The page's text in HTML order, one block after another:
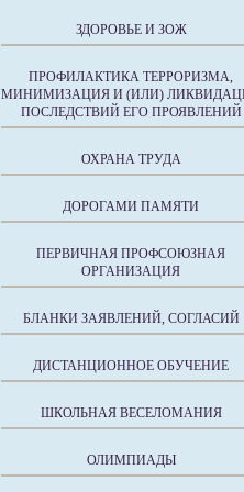
ЗДОРОВЬЕ И ЗОЖ
ПРОФИЛАКТИКА ТЕРРОРИЗМА,
МИНИМИЗАЦИЯ И (ИЛИ)
ПОСЛЕДСТВИЙ ЕГО ПРОЯВЛЕНИЙ
ОХРАНА ТРУДА
ДОРОГАМИ ПАМЯТИ
ПЕРВИЧНАЯ ПРОФСОЮЗНАЯ
ОРГАНИЗАЦИЯ
БЛАНКИ ЗАЯВЛЕНИЙ, СОГЛАСИЙ
ДИСТАНЦИОННОЕ ОБУЧЕНИЕ
ШКОЛЬНАЯ ВЕСЕЛОМАНИЯ
ОЛИМПИАДЫ